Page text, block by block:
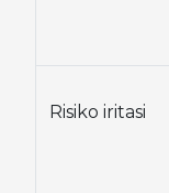
Risiko iritasi